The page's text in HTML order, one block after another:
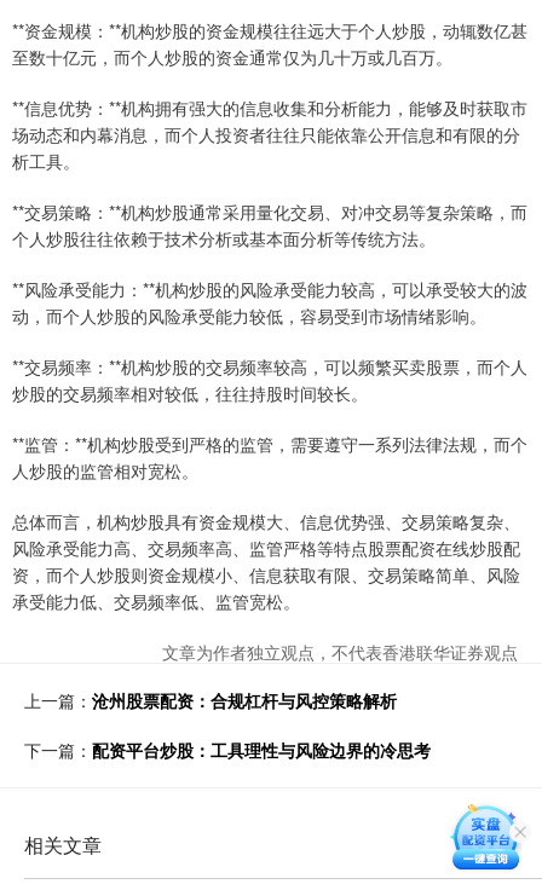
**资金规模：**机构炒股的资金规模往往远大于个人炒股，动辄数亿甚
至数十亿元，而个人炒股的资金通常仅为几十万或几百万。
**信息优势：**机构拥有强大的信息收集和分析能力，能够及时获取市
场动态和内幕消息，而个人投资者往往只能依靠公开信息和有限的分
析工具。
**交易策略：**机构炒股通常采用量化交易、对冲交易等复杂策略，而
个人炒股往往依赖于技术分析或基本面分析等传统方法。
**风险承受能力：**机构炒股的风险承受能力较高，可以承受较大的波
动，而个人炒股的风险承受能力较低，容易受到市场情绪影响。
**交易频率：**机构炒股的交易频率较高，可以频繁买卖股票，而个人
炒股的交易频率相对较低，往往持股时间较长。
**监管：**机构炒股受到严格的监管，需要遵守一系列法律法规，而个
人炒股的监管相对宽松。
总体而言，机构炒股具有资金规模大、信息优势强、交易策略复杂、
风险承受能力高、交易频率高、监管严格等特点股票配资在线炒股配
资，而个人炒股则资金规模小、信息获取有限、交易策略简单、风险
承受能力低、交易频率低、监管宽松。
文章为作者独立观点，不代表香港联华证券观点
上一篇： 沧州股票配资：合规杠杆与风控策略解析
下一篇： 配资平台炒股：工具理性与风险边界的冷思考
相关文章